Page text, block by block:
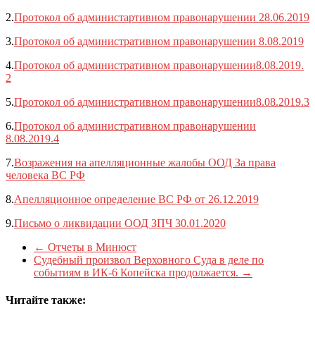
2.Протокол об администартивном правонарушении 28.06.2019
3.Протокол об административном правонарушении 8.08.2019
4.Протокол об административном правонарушении8.08.2019.
2
5.Протокол об административном правонарушении8.08.2019.3
6.Протокол об административном правонарушении
8.08.2019.4
7.Возражения на апелляционные жалобы ООД За права
человека ВС РФ
8.Апелляционное определение ВС РФ от 26.12.2019
9.Письмо о ликвидации ООД ЗПЧ 30.01.2020
← Отчеты в Минюст
Судебный произвол Верховного Суда в деле по
событиям в ИК-6 Копейска продолжается. →
Читайте также: